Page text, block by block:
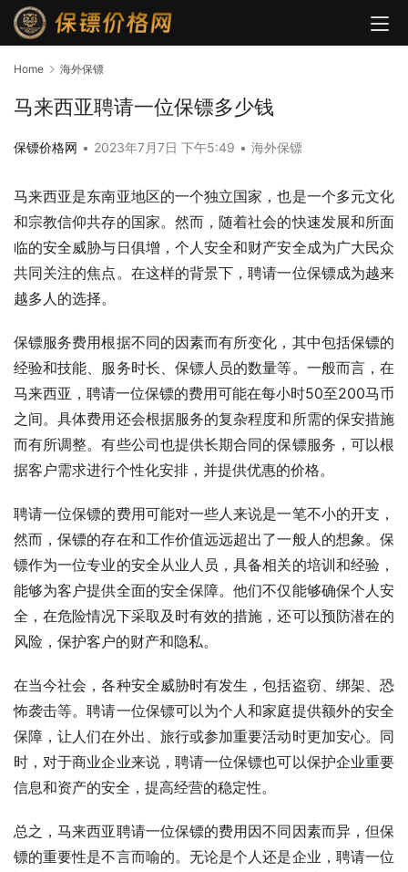
Home 海外保镖
马来西亚聘请一位保镖多少钱
保镖价格网 • 2023年7月7日 下午5:49 • 海外保镖
马来西亚是东南亚地区的一个独立国家，也是一个多元文化
和宗教信仰共存的国家。然而，随着社会的快速发展和所面
临的安全威胁与日俱增，个人安全和财产安全成为广大民众
共同关注的焦点。在这样的背景下，聘请一位保镖成为越来
越多人的选择。
保镖服务费用根据不同的因素而有所变化，其中包括保镖的
经验和技能、服务时长、保镖人员的数量等。一般而言，在
马来西亚，聘请一位保镖的费用可能在每小时50至200马币
之间。具体费用还会根据服务的复杂程度和所需的保安措施
而有所调整。有些公司也提供长期合同的保镖服务，可以根
据客户需求进行个性化安排，并提供优惠的价格。
聘请一位保镖的费用可能对一些人来说是一笔不小的开支，
然而，保镖的存在和工作价值远远超出了一般人的想象。保
镖作为一位专业的安全从业人员，具备相关的培训和经验，
能够为客户提供全面的安全保障。他们不仅能够确保个人安
全，在危险情况下采取及时有效的措施，还可以预防潜在的
风险，保护客户的财产和隐私。
在当今社会，各种安全威胁时有发生，包括盗窃、绑架、恐
怖袭击等。聘请一位保镖可以为个人和家庭提供额外的安全
保障，让人们在外出、旅行或参加重要活动时更加安心。同
时，对于商业企业来说，聘请一位保镖也可以保护企业重要
信息和资产的安全，提高经营的稳定性。
总之，马来西亚聘请一位保镖的费用因不同因素而异，但保
镖的重要性是不言而喻的。无论是个人还是企业，聘请一位